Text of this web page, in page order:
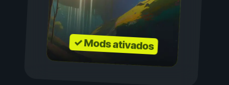
✓ Mods ativados